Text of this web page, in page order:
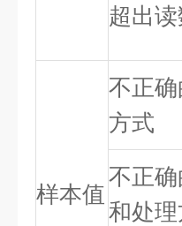
超出
样本值
不正
方式
不正
和处